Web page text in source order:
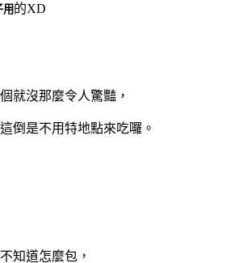
用的XD
就沒那麼令人驚豔，
倒是不用特地點來吃囉。
知道怎麼包，